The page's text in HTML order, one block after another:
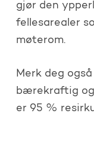
gjør den
fellesarealer
møterom.
Merk deg
bærekraftig og
er 95 %